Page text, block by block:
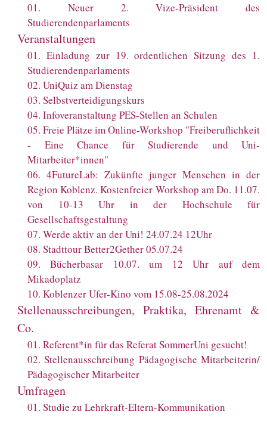
01. Neuer 2. Vize-Präsident des
Studierendenparlaments
Veranstaltungen
01. Einladung zur 19. ordentlichen Sitzung des 1.
Studierendenparlaments
02. UniQuiz am Dienstag
03. Selbstverteidigungskurs
04. Infoveranstaltung PES-Stellen an Schulen
05. Freie Plätze im Online-Workshop "Freiberuflichkeit
- Eine Chance für Studierende und Uni-
Mitarbeiter*innen"
06. 4FutureLab: Zukünfte junger Menschen in der
Region Koblenz. Kostenfreier Workshop am Do. 11.07.
von 10-13 Uhr in der Hochschule für
Gesellschaftsgestaltung
07. Werde aktiv an der Uni! 24.07.24 12Uhr
08. Stadttour Better2Gether 05.07.24
09.Bücherbasar 10.07. um 12 Uhr auf dem
Mikadoplatz
10. Koblenzer Ufer-Kino vom 15.08-25.08.2024
Stellenausschreibungen, Praktika, Ehrenamt &
Co.
01. Referent*in für das Referat SommerUni gesucht!
02.Stellenausschreibung Pädagogische Mitarbeiterin/
Pädagogischer Mitarbeiter
Umfragen
01. Studie zu Lehrkraft-Eltern-Kommunikation